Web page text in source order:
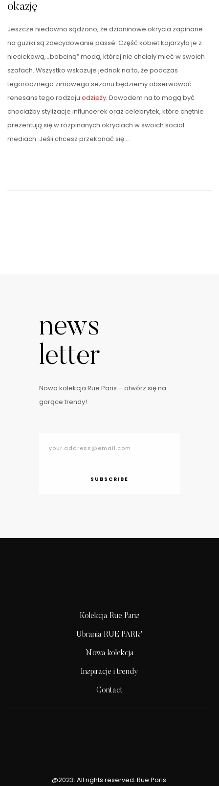
okazję
Jeszcze niedawno sądzono, że dzianinowe okrycia zapinane
na guziki są zdecydowanie passé. Część kobiet kojarzyła je z
nieciekawą, „babciną” modą, której nie chciały mieć w swoich
szafach. Wszystko wskazuje jednak na to, że podczas
tegorocznego zimowego sezonu będziemy obserwować
renesans tego rodzaju odzieży. Dowodem na to mogą być
chociażby stylizacje influncerek oraz celebrytek, które chętnie
prezentują się w rozpinanych okryciach w swoich social
mediach. Jeśli chcesz przekonać się …
news
letter
Nowa kolekcja Rue Paris – otwórz się na
gorące trendy!
SUBSCRIBE
Kolekcja Rue Paris
Ubrania RUE PARIS
Nowa kolekcja
Inspiracje i trendy
Contact
@2023. All rights reserved. Rue Paris.